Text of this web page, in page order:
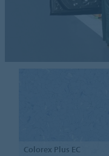
Colorex Plus EC